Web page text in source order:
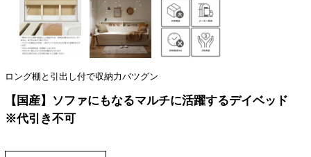
ロング棚と引出し付で収納力バツグン
【国産】ソファにもなるマルチに活躍するデイベッド
※代引き不可